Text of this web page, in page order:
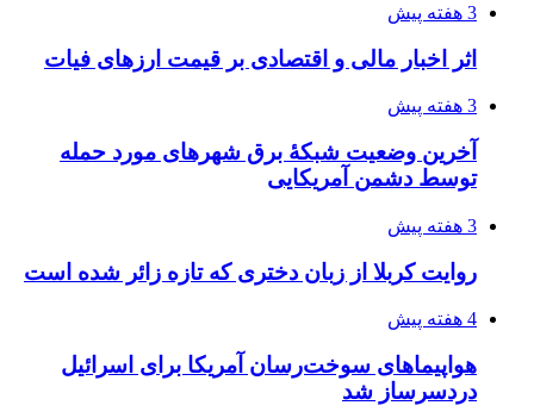
3 هفته پیش
اثر اخبار مالی و اقتصادی بر قیمت ارزهای فیات
3 هفته پیش
آخرین وضعیت شبکۀ برق شهرهای مورد حمله
توسط دشمن آمریکایی
3 هفته پیش
روایت کربلا از زبان دختری که تازه زائر شده است
4 هفته پیش
هواپیماهای سوخت‌رسان آمریکا برای اسرائیل
دردسرساز شد